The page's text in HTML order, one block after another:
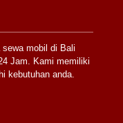
sewa mobil di Bali
Jam. Kami memiliki
kebutuhan anda.